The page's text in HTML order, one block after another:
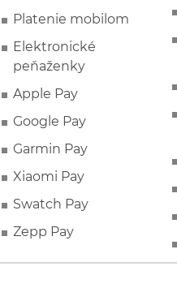
Platenie mobilom
Elektronické
peňaženky
Apple Pay
Google Pay
Garmin Pay
Xiaomi Pay
Swatch Pay
Zepp Pay